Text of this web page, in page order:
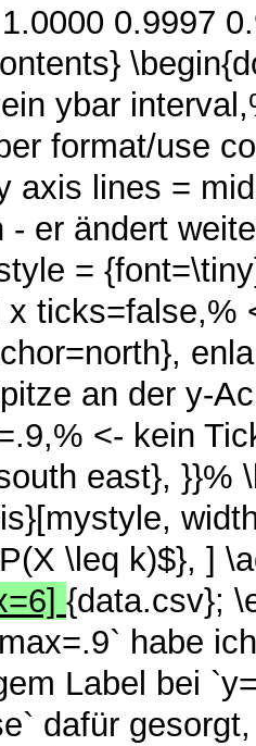
0.9997
ybar
format/use
axis lines =
- er ändert
=
x ticks=false,%
an der y-
<- kein
east}, }}%
\leq k)$}, ]
{data.csv};
habe
Label bei
dafür